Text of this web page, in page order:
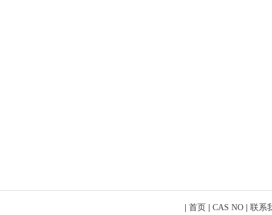
首页 CAS NO
联系